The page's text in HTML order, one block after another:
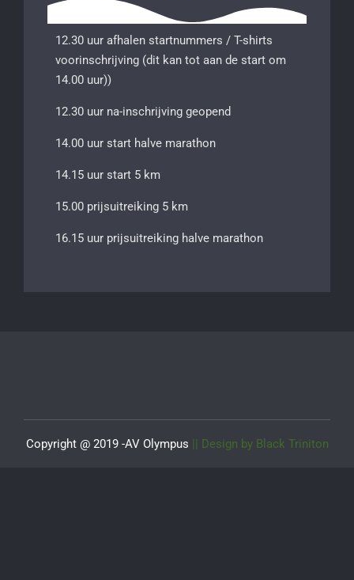
12.30 uur afhalen startnummers / T-shirts
voorinschrijving (dit kan tot aan de start om
14.00 uur))
12.30 uur na-inschrijving geopend
14.00 uur start halve marathon
14.15 uur start 5 km
15.00 prijsuitreiking 5 km
16.15 uur prijsuitreiking halve marathon
Copyright @ 2019 -AV Olympus || Design by Black Triniton